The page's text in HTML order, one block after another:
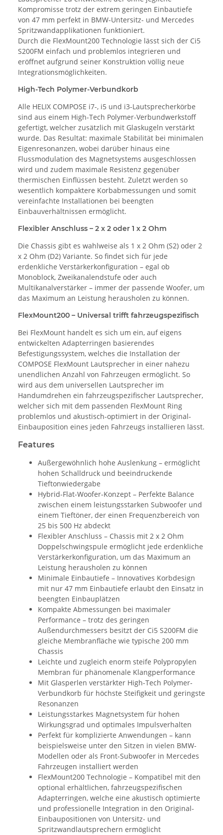
Kompromisse trotz der extrem geringen Einbautiefe
von 47 mm perfekt in BMW-Untersitz- und Mercedes
Spritzwandapplikationen funktioniert.
Durch die FlexMount200 Technologie lässt sich der Ci5
S200FM einfach und problemlos integrieren und
eröffnet aufgrund seiner Konstruktion völlig neue
Integrationsmöglichkeiten.
High-Tech Polymer-Verbundkorb
Alle HELIX COMPOSE i7-, i5 und i3-Lautsprecherkörbe
sind aus einem High-Tech Polymer-Verbundwerkstoff
gefertigt, welcher zusätzlich mit Glaskugeln verstärkt
wurde. Das Resultat: maximale Stabilität bei minimalen
Eigenresonanzen, wobei darüber hinaus eine
Flussmodulation des Magnetsystems ausgeschlossen
wird und zudem maximale Resistenz gegenüber
thermischen Einflüssen besteht. Zuletzt werden so
wesentlich kompaktere Korbabmessungen und somit
vereinfachte Installationen bei beengten
Einbauverhältnissen ermöglicht.
Flexibler Anschluss – 2 x 2 oder 1 x 2 Ohm
Die Chassis gibt es wahlweise als 1 x 2 Ohm (S2) oder 2
x 2 Ohm (D2) Variante. So findet sich für jede
erdenkliche Verstärkerkonfiguration – egal ob
Monoblock, Zweikanalendstufe oder auch
Multikanalverstärker – immer der passende Woofer, um
das Maximum an Leistung herausholen zu können.
FlexMount200 – Universal trifft fahrzeugspezifisch
Bei FlexMount handelt es sich um ein, auf eigens
entwickelten Adapterringen basierendes
Befestigungssystem, welches die Installation der
COMPOSE FlexMount Lautsprecher in einer nahezu
unendlichen Anzahl von Fahrzeugen ermöglicht. So
wird aus dem universellen Lautsprecher im
Handumdrehen ein fahrzeugspezifischer Lautsprecher,
welcher sich mit dem passenden FlexMount Ring
problemlos und akustisch-optimiert in der Original-
Einbauposition eines jeden Fahrzeugs installieren lässt.
Features
Außergewöhnlich hohe Auslenkung – ermöglicht
hohen Schalldruck und beeindruckende
Tieftonwiedergabe
Hybrid-Flat-Woofer-Konzept – Perfekte Balance
zwischen einem leistungsstarken Subwoofer und
einem Tieftöner, der einen Frequenzbereich von
25 bis 500 Hz abdeckt
Flexibler Anschluss – Chassis mit 2 x 2 Ohm
Doppelschwingspule ermöglicht jede erdenkliche
Verstärkerkonfiguration, um das Maximum an
Leistung herausholen zu können
Minimale Einbautiefe – Innovatives Korbdesign
mit nur 47 mm Einbautiefe erlaubt den Einsatz in
beengten Einbauplätzen
Kompakte Abmessungen bei maximaler
Performance – trotz des geringen
Außendurchmessers besitzt der Ci5 S200FM die
gleiche Membranfläche wie typische 200 mm
Chassis
Leichte und zugleich enorm steife Polypropylen
Membran für phänomenale Klangperformance
Mit Glasperlen verstärkter High-Tech Polymer-
Verbundkorb für höchste Steifigkeit und geringste
Resonanzen
Leistungsstarkes Magnetsystem für hohen
Wirkungsgrad und optimales Impulsverhalten
Perfekt für komplizierte Anwendungen – kann
beispielsweise unter den Sitzen in vielen BMW-
Modellen oder als Front-Subwoofer in Mercedes
Fahrzeugen installiert werden
FlexMount200 Technologie – Kompatibel mit den
optional erhältlichen, fahrzeugspezifischen
Adapterringen, welche eine akustisch optimierte
und professionelle Integration in den Original-
Einbaupositionen von Untersitz- und
Spritzwandlautsprechern ermöglicht